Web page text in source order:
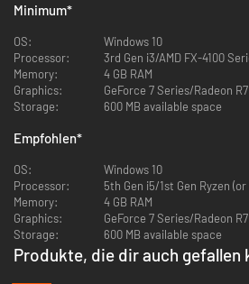
Candy entführen, begibst du dich auf eine
und Chaos und Zerstörung auf deinem Weg
Fortschritte machst, kannst du Mean mit
-fertigkeiten aufwerten, auf ein Arsenal an
Strafe zu bestrafen, und Kleidung anpassen,
Minimum*
OS:
Windows 10
Processor:
3rd Gen i3/AMD FX-4100
Memory:
4 GB RAM
Graphics:
GeForce 7 Series/Radeon
Storage:
600 MB available space
Empfohlen*
OS:
Windows 10
Processor:
5th Gen i5/1st Gen Ryzen
Memory:
4 GB RAM
Graphics:
GeForce 7 Series/Radeon
Storage:
600 MB available space
Produkte, die dir auch gefallen